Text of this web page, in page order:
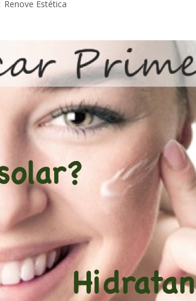
Renove Estética